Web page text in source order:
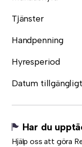
Tjänster
Handpenning
Hyresperiod
Datum tillgängligt
Har du
Hjälp oss att göra